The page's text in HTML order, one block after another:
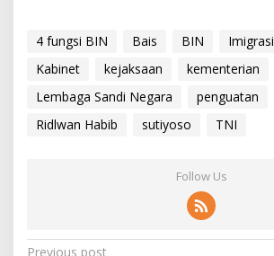
4 fungsi BIN Bais BIN Imigrasi
Kabinet
kejaksaan
kementerian
Lembaga Sandi Negara
penguatan
Ridlwan Habib
sutiyoso TNI
Follow Us
Previous post